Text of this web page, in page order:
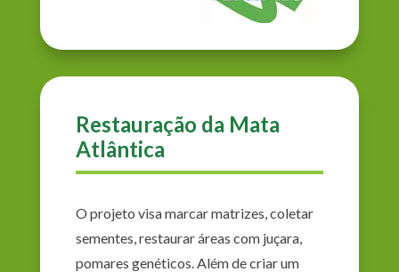
Restauração da Mata
Atlântica
O projeto visa marcar matrizes, coletar
sementes, restaurar áreas com juçara,
pomares genéticos. Além de criar um